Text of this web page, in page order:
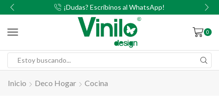
¡Dudas? Escribinos al WhatsApp!
0
Inicio Deco Hogar Cocina